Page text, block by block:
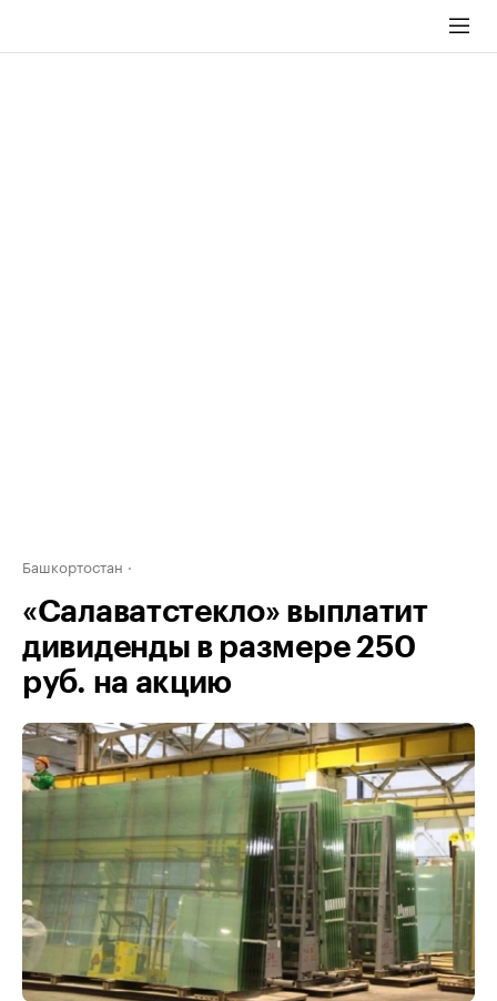
Башкортостан
«Салаватстекло» выплатит
дивиденды в размере 250
руб. на акцию